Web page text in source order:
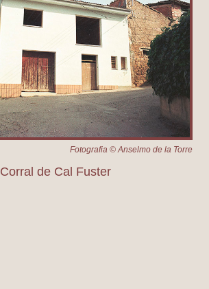
Fotografia © Anselmo de la Torre
Corral de Cal Fuster